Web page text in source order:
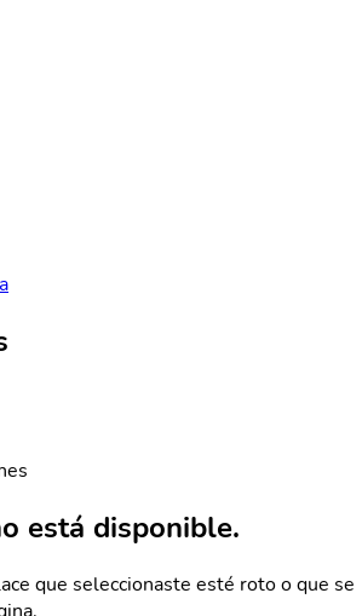
está disponible.
que seleccionaste esté roto o que se